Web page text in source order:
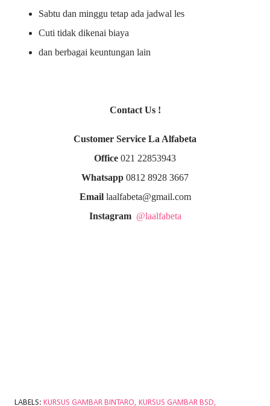
Sabtu dan minggu tetap ada jadwal les
Cuti tidak dikenai biaya
dan berbagai keuntungan lain
Contact Us !
Customer Service La Alfabeta
Office 021 22853943
Whatsapp 0812 8928 3667
Emaillaalfabeta@gmail.com
Instagram @laalfabeta
LABELS: KURSUS GAMBAR BINTARO KURSUS GAMBAR BSD